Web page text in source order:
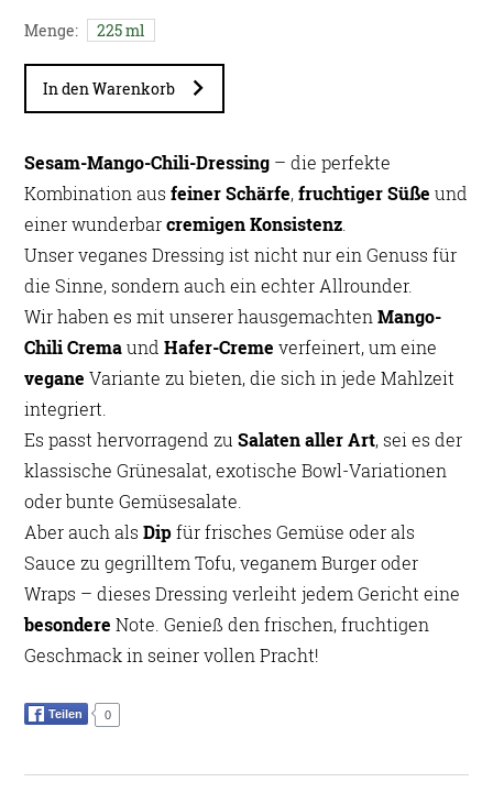
Menge: 225 ml
In den Warenkorb
Sesam-Mango-Chili-Dressing – die perfekte
Kombination ausfeiner Schärfe,fruchtiger Süße und
einer wunderbarcremigen Konsistenz.
Unser veganes Dressing ist nicht nur ein Genuss für
die Sinne, sondern auch ein echter Allrounder.
Wir haben es mit unserer hausgemachtenMango-
Chili CremaundHafer-Creme verfeinert, um eine
vegane Variante zu bieten, die sich in jede Mahlzeit
integriert.
Es passt hervorragend zuSalaten aller Art, sei es der
klassische Grünesalat, exotische Bowl-Variationen
oder bunte Gemüsesalate.
Aber auch alsDipfür frisches Gemüse oder als
Sauce zu gegrilltem Tofu, veganem Burger oder
Wraps – dieses Dressing verleiht jedem Gericht eine
besondere Note. Genieß den frischen, fruchtigen
Geschmack in seiner vollen Pracht!
Teilen 0